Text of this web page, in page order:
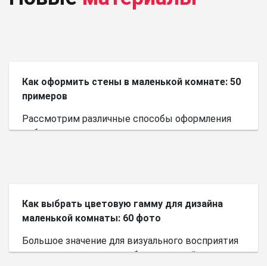
Как оформить стены в маленькой комнате: 50
примеров
Рассмотрим различные способы оформления
небольшого пространства.
Как выбрать цветовую гамму для дизайна
маленькой комнаты: 60 фото
Большое значение для визуального восприятия
пространства имеет выбор цветовой палитры.